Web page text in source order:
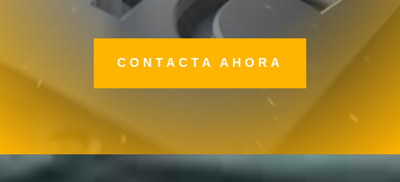
CONTACTA AHORA